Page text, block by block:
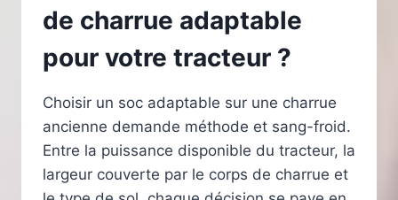
de charrue adaptable
pour votre tracteur ?
Choisir un soc adaptable sur une charrue
ancienne demande méthode et sang-froid.
Entre la puissance disponible du tracteur, la
largeur couverte par le corps de charrue et